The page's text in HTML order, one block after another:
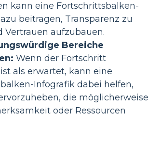
kann eine Fortschrittsbalken-
beitragen, Transparenz zu
Vertrauen aufzubauen.
Bereiche
Wenn der Fortschritt
als erwartet, kann eine
Infografik dabei helfen,
die möglicherweise
oder Ressourcen